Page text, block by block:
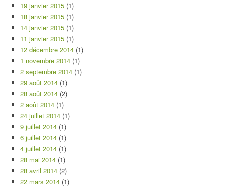
19 janvier 2015 (1)
18 janvier 2015 (1)
14 janvier 2015 (1)
11 janvier 2015 (1)
12 décembre 2014 (1)
1 novembre 2014 (1)
2 septembre 2014 (1)
29 août 2014 (1)
28 août 2014 (2)
2 août 2014 (1)
24 juillet 2014 (1)
9 juillet 2014 (1)
6 juillet 2014 (1)
4 juillet 2014 (1)
28 mai 2014 (1)
28 avril 2014 (2)
22 mars 2014 (1)